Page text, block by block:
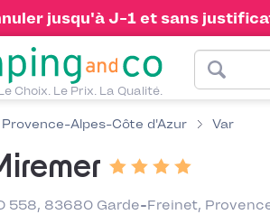
jusqu'à J-1 et sans
Choix. Le Prix. La Qualité.
Provence-Alpes-Côte d'Azur Var
558, 83680 Garde-Freinet,